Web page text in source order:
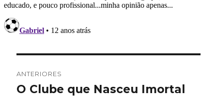
de
ANTERIORES
Post
O Clube que Nasceu Imortal